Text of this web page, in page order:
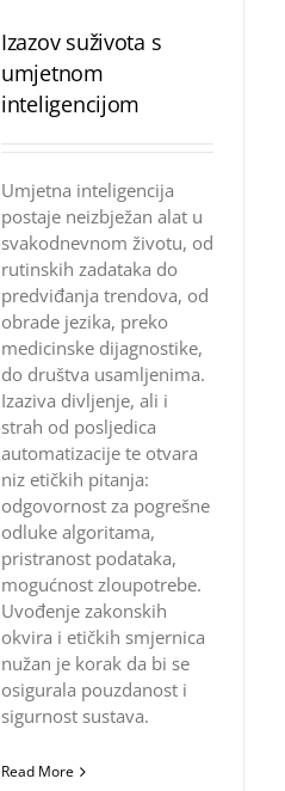
Izazov suživota s
umjetnom
inteligencijom
Umjetna inteligencija
postaje neizbježan alat u
svakodnevnom životu, od
rutinskih zadataka do
predviđanja trendova, od
obrade jezika, preko
medicinske dijagnostike,
do društva usamljenima.
Izaziva divljenje, ali i
strah od posljedica
automatizacije te otvara
niz etičkih pitanja:
odgovornost za pogrešne
odluke algoritama,
pristranost podataka,
mogućnost zloupotrebe.
Uvođenje zakonskih
okvira i etičkih smjernica
nužan je korak da bi se
osigurala pouzdanost i
sigurnost sustava.
Read More